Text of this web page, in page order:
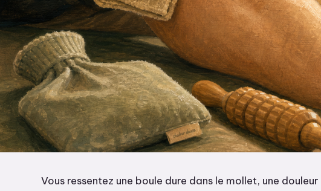
Vous ressentez une boule dure dans le mollet, une